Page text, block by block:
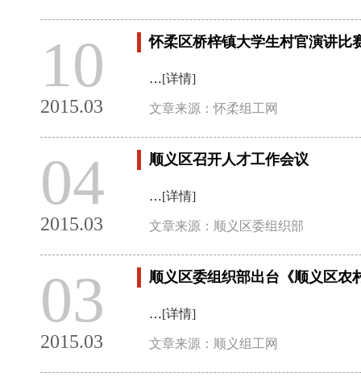
10
2015.03
怀柔区桥梓镇大学生村官演讲比
…[详情]
文章来源：怀柔组工网
04
2015.03
顺义区召开人才工作会议
…[详情]
文章来源：顺义区委组织部
03
2015.03
顺义区委组织部出台《顺义区农
…[详情]
文章来源：顺义组工网